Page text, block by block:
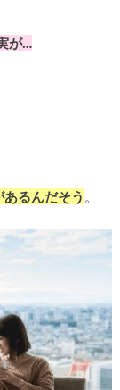
が…
るんだそう 。